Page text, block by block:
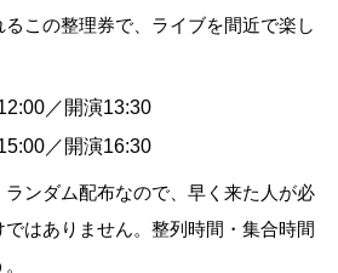
この整理券で、ライブを間近で楽し
／開演13:30
／開演16:30
ンダム配布なので、早く来た人が必
はありません。整列時間・集合時間